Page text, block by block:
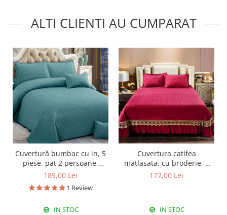
ALTI CLIENTI AU CUMPARAT
Cuvertură bumbac cu in, 5
piese, pat 2 persoane,
220x240 cm, CBI08
189,00 Lei
1 Review
IN STOC
Cuvertura catifea
matlasata, cu broderie, 3
piese, uni, 220X240 cm
177,00 Lei
IN STOC